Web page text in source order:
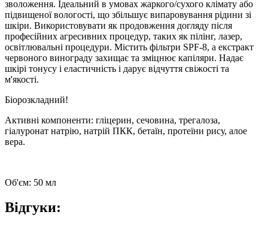
зволоження. Ідеальний в умовах жаркого/сухого клімату або
підвищеної вологості, що збільшує випаровування рідини зі
шкіри. Використовувати як продовження догляду після
професійних агресивних процедур, таких як пілінг, лазер,
освітлювальні процедури. Містить фільтри SPF-8, а екстракт
червоного винограду захищає та зміцнює капіляри. Надає
шкірі тонусу і еластичність і дарує відчуття свіжості та
м'якості.
Біорозкладний!
Активні компоненти: гліцерин, сечовина, трегалоза,
гіалуронат натрію, натрій ПКК, бетаїн, протеїни рису, алое
вера.
Об'єм: 50 мл
Відгуки: